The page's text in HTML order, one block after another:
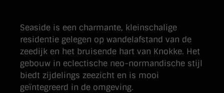
Seaside is een charmante, kleinschalige
residentie gelegen op wandelafstand van de
zeedijk en het bruisende hart van Knokke. Het
gebouw in eclectische neo-normandische stijl
biedt zijdelings zeezicht en is mooi
geïntegreerd in de omgeving.